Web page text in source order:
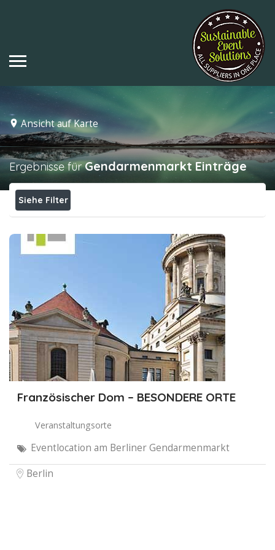
Ansicht auf Karte
Ergebnisse fürGendarmenmarkt Einträge
Siehe Filter
Französischer Dom – BESONDERE ORTE
Veranstaltungsorte
Eventlocation am Berliner Gendarmenmarkt
Berlin